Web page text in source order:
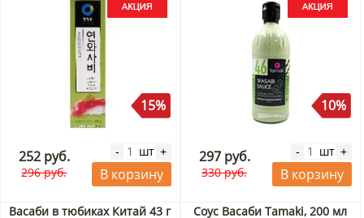
15%
252 руб.
296 руб.
- шт +
В корзину
10%
297 руб.
330 руб.
- шт +
В корзину
Васаби в тюбиках Китай 43 г Соус Васаби Tamaki, 200 мл